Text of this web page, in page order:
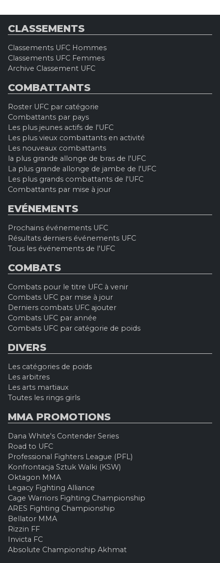
CLASSEMENTS
Classements UFC Hommes
Classements UFC Femmes
Archive Classement UFC
COMBATTANTS
Roster UFC par catégorie
Combattants par pays
Les plus jeunes actifs de l'UFC
Les plus vieux combattants en activité
Les nouveaux combattants
la plus grande allonge de bras de l'UFC
La plus grande allonge de jambe de l'UFC
Les plus grands combattants de l'UFC
Combattants par mise à jour
EVÉNEMENTS
Prochains événements UFC
Résultats derniers événements UFC
Tous les événements de l'UFC
COMBATS
Combats pour le titre UFC à venir
Combats UFC par mise à jour
Derniers combats UFC ajouter
Combats UFC par année
Combats UFC par catégorie de poids
DIVERS
Les catégories de poids
Les arbitres
Les arts martiaux
Toutes les rings girls
MMA PROMOTIONS
Dana White's Contender Series
Road to UFC
Professional Fighters League (PFL)
Konfrontacja Sztuk Walki (KSW)
Oktagon MMA
Legacy Fighting Alliance
Cage Warriors Fighting Championship
ARES Fighting Championship
Bellator MMA
Rizzin FF
Invicta FC
Absolute Championship Akhmat